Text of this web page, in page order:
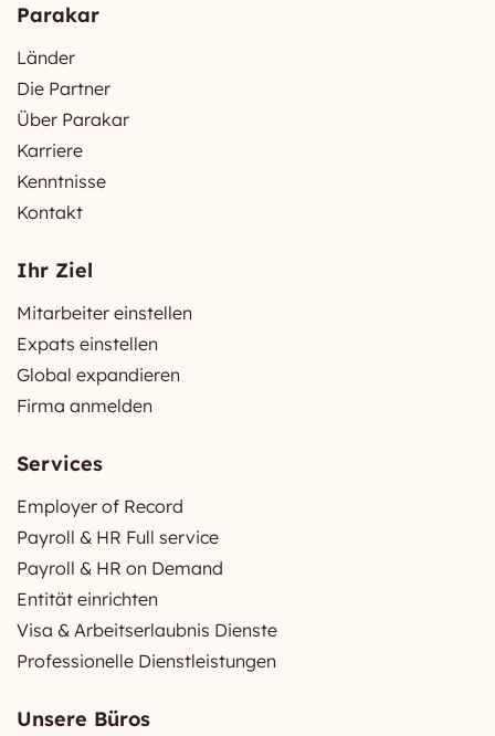
Parakar
Länder
Die Partner
Über Parakar
Karriere
Kenntnisse
Kontakt
Ihr Ziel
Mitarbeiter einstellen
Expats einstellen
Global expandieren
Firma anmelden
Services
Employer of Record
Payroll & HR Full service
Payroll & HR on Demand
Entität einrichten
Visa & Arbeitserlaubnis Dienste
Professionelle Dienstleistungen
Unsere Büros